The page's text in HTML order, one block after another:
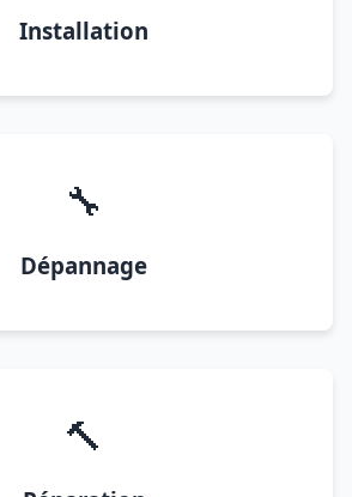
Installation
🔧
Dépannage
🔨